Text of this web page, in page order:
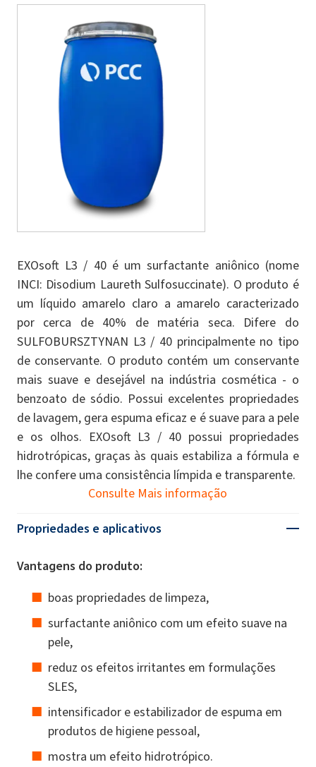
EXOsoft L3 / 40 é um surfactante aniônico (nome
INCI: Disodium Laureth Sulfosuccinate). O produto é
um líquido amarelo claro a amarelo caracterizado
por cerca de 40% de matéria seca. Difere do
SULFOBURSZTYNAN L3 / 40 principalmente no tipo
de conservante. O produto contém um conservante
mais suave e desejável na indústria cosmética - o
benzoato de sódio. Possui excelentes propriedades
de lavagem, gera espuma eficaz e é suave para a pele
e os olhos. EXOsoft L3 / 40 possui propriedades
hidrotrópicas, graças às quais estabiliza a fórmula e
lhe confere uma consistência límpida e transparente.
Consulte Mais informação
Propriedades e aplicativos
Vantagens do produto:
boas propriedades de limpeza,
surfactante aniônico com um efeito suave na
pele,
reduz os efeitos irritantes em formulações
SLES,
intensificador e estabilizador de espuma em
produtos de higiene pessoal,
mostra um efeito hidrotrópico.